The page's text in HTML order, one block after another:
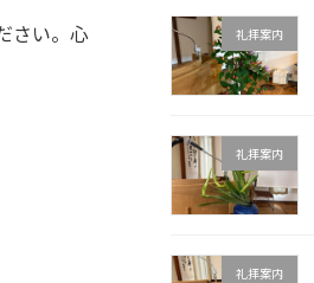
さい。心
礼拝案内
礼拝案内
礼拝案内